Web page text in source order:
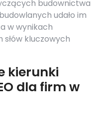
budownictwa
udało im
w wynikach
kluczowych
kierunki
dla firm w